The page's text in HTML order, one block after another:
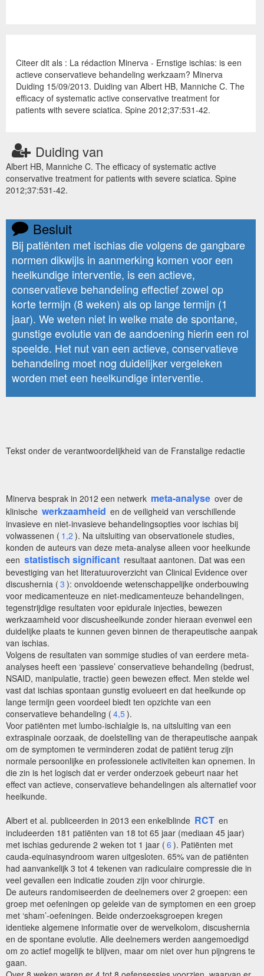
Citeer dit als : La rédaction Minerva - Ernstige ischias: is een
actieve conservatieve behandeling werkzaam? Minerva
Duiding 15/09/2013. Duiding van Albert HB, Manniche C. The
efficacy of systematic active conservative treatment for
patients with severe sciatica. Spine 2012;37:531-42.
Duiding van
Albert HB, Manniche C. The efficacy of systematic active
conservative treatment for patients with severe sciatica. Spine
2012;37:531-42.
Besluit
Bij patiënten met ischias die volgens de gangbare
normen dikwijls in aanmerking komen voor een
heelkundige interventie, is een actieve,
conservatieve behandeling effectief zowel op
korte termijn (8 weken) als op lange termijn (1
jaar). We weten niet in welke mate de spontane,
gunstige evolutie van de aandoening hierin een rol
speelde. Het nut van een actieve, conservatieve
behandeling moet nog duidelijker vergeleken
worden met een heelkundige interventie.
Tekst onder de verantwoordelijkheid van de Franstalige redactie
Minerva besprak in 2012 een netwerk meta-analyse over de
klinische werkzaamheid en de veiligheid van verschillende
invasieve en niet-invasieve behandelingsopties voor ischias bij
volwassenen ( 1,2 ). Na uitsluiting van observationele studies,
konden de auteurs van deze meta-analyse alleen voor heelkunde
een statistisch significant resultaat aantonen. Dat was een
bevestiging van het literatuuroverzicht van Clinical Evidence over
discushernia ( 3 ): onvoldoende wetenschappelijke onderbouwing
voor medicamenteuze en niet-medicamenteuze behandelingen,
tegenstrijdige resultaten voor epidurale injecties, bewezen
werkzaamheid voor discusheelkunde zonder hieraan evenwel een
duidelijke plaats te kunnen geven binnen de therapeutische aanpak
van ischias.
Volgens de resultaten van sommige studies of van eerdere meta-
analyses heeft een ‘passieve’ conservatieve behandeling (bedrust,
NSAID, manipulatie, tractie) geen bewezen effect. Men stelde wel
vast dat ischias spontaan gunstig evolueert en dat heelkunde op
lange termijn geen voordeel biedt ten opzichte van een
conservatieve behandeling ( 4,5).
Voor patiënten met lumbo-ischialgie is, na uitsluiting van een
extraspinale oorzaak, de doelstelling van de therapeutische aanpak
om de symptomen te verminderen zodat de patiënt terug zijn
normale persoonlijke en professionele activiteiten kan opnemen. In
die zin is het logisch dat er verder onderzoek gebeurt naar het
effect van actieve, conservatieve behandelingen als alternatief voor
heelkunde.
Albert et al. publiceerden in 2013 een enkelblinde RCT en
includeerden 181 patiënten van 18 tot 65 jaar (mediaan 45 jaar)
met ischias gedurende 2 weken tot 1 jaar ( 6 ). Patiënten met
cauda-equinasyndroom waren uitgesloten. 65% van de patiënten
had aanvankelijk 3 tot 4 tekenen van radiculaire compressie die in
veel gevallen een indicatie zouden zijn voor chirurgie.
De auteurs randomiseerden de deelnemers over 2 groepen: een
groep met oefeningen op geleide van de symptomen en een groep
met ‘sham’-oefeningen. Beide onderzoeksgroepen kregen
identieke algemene informatie over de wervelkolom, discushernia
en de spontane evolutie. Alle deelnemers werden aangemoedigd
om zo actief mogelijk te blijven, maar om niet over hun pijngrens te
gaan.